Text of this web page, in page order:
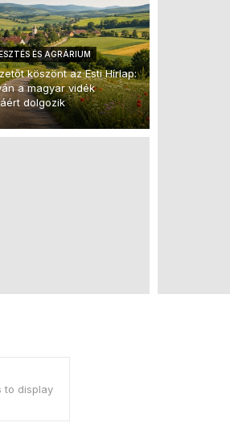
ÉS AGRÁRIUM
köszönt az Esti Hírlap:
a magyar vidék
dolgozik
to display